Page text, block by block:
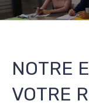
NOTRE
VOTRE